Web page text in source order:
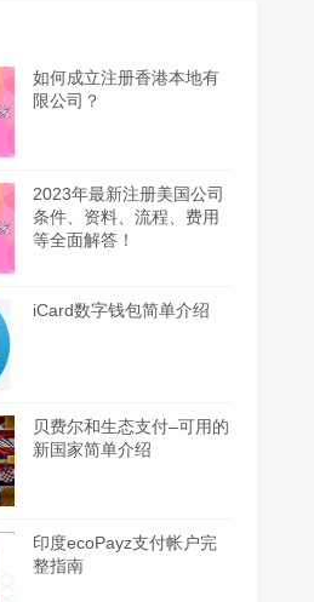
如何成立注册香港本地有
限公司？
2023年最新注册美国公司
条件、资料、流程、费用
等全面解答！
iCard数字钱包简单介绍
贝费尔和生态支付–可用的
新国家简单介绍
印度ecoPayz支付帐户完
整指南